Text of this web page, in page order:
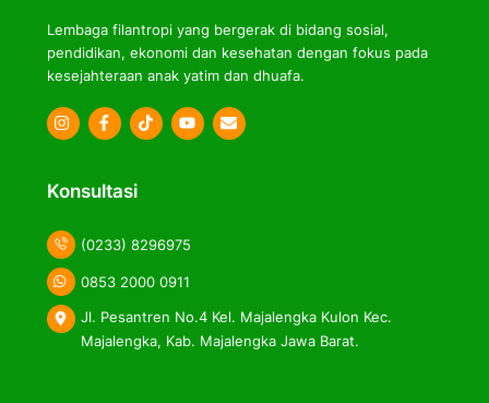
Lembaga filantropi yang bergerak di bidang sosial,
pendidikan, ekonomi dan kesehatan dengan fokus pada
kesejahteraan anak yatim dan dhuafa.
Icon
Icon
Icon
Konsultasi
(0233) 8296975
0853 2000 0911
Jl. Pesantren No.4 Kel. Majalengka Kulon Kec.
Majalengka, Kab. Majalengka Jawa Barat.